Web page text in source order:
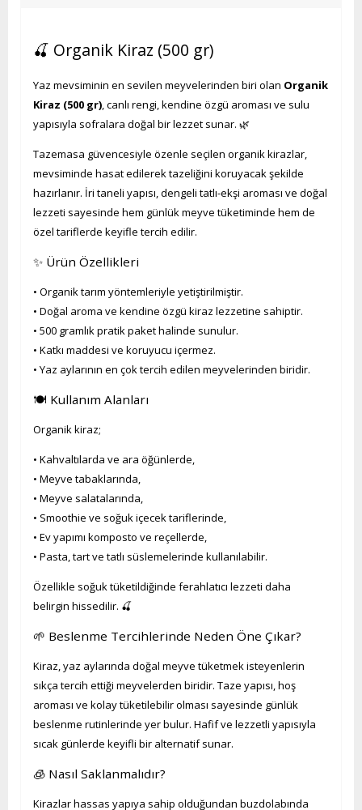
🍒 Organik Kiraz (500 gr)
Yaz mevsiminin en sevilen meyvelerinden biri olan Organik
Kiraz (500 gr), canlı rengi, kendine özgü aroması ve sulu
yapısıyla sofralara doğal bir lezzet sunar. 🌿
Tazemasa güvencesiyle özenle seçilen organik kirazlar,
mevsiminde hasat edilerek tazeliğini koruyacak şekilde
hazırlanır. İri taneli yapısı, dengeli tatlı-ekşi aroması ve doğal
lezzeti sayesinde hem günlük meyve tüketiminde hem de
özel tariflerde keyifle tercih edilir.
✨ Ürün Özellikleri
• Organik tarım yöntemleriyle yetiştirilmiştir.
• Doğal aroma ve kendine özgü kiraz lezzetine sahiptir.
• 500 gramlık pratik paket halinde sunulur.
• Katkı maddesi ve koruyucu içermez.
• Yaz aylarının en çok tercih edilen meyvelerinden biridir.
🍽️ Kullanım Alanları
Organik kiraz;
• Kahvaltılarda ve ara öğünlerde,
• Meyve tabaklarında,
• Meyve salatalarında,
• Smoothie ve soğuk içecek tariflerinde,
• Ev yapımı komposto ve reçellerde,
• Pasta, tart ve tatlı süslemelerinde kullanılabilir.
Özellikle soğuk tüketildiğinde ferahlatıcı lezzeti daha
belirgin hissedilir. 🍒
🌱 Beslenme Tercihlerinde Neden Öne Çıkar?
Kiraz, yaz aylarında doğal meyve tüketmek isteyenlerin
sıkça tercih ettiği meyvelerden biridir. Taze yapısı, hoş
aroması ve kolay tüketilebilir olması sayesinde günlük
beslenme rutinlerinde yer bulur. Hafif ve lezzetli yapısıyla
sıcak günlerde keyifli bir alternatif sunar.
🧊 Nasıl Saklanmalıdır?
Kirazlar hassas yapıya sahip olduğundan buzdolabında